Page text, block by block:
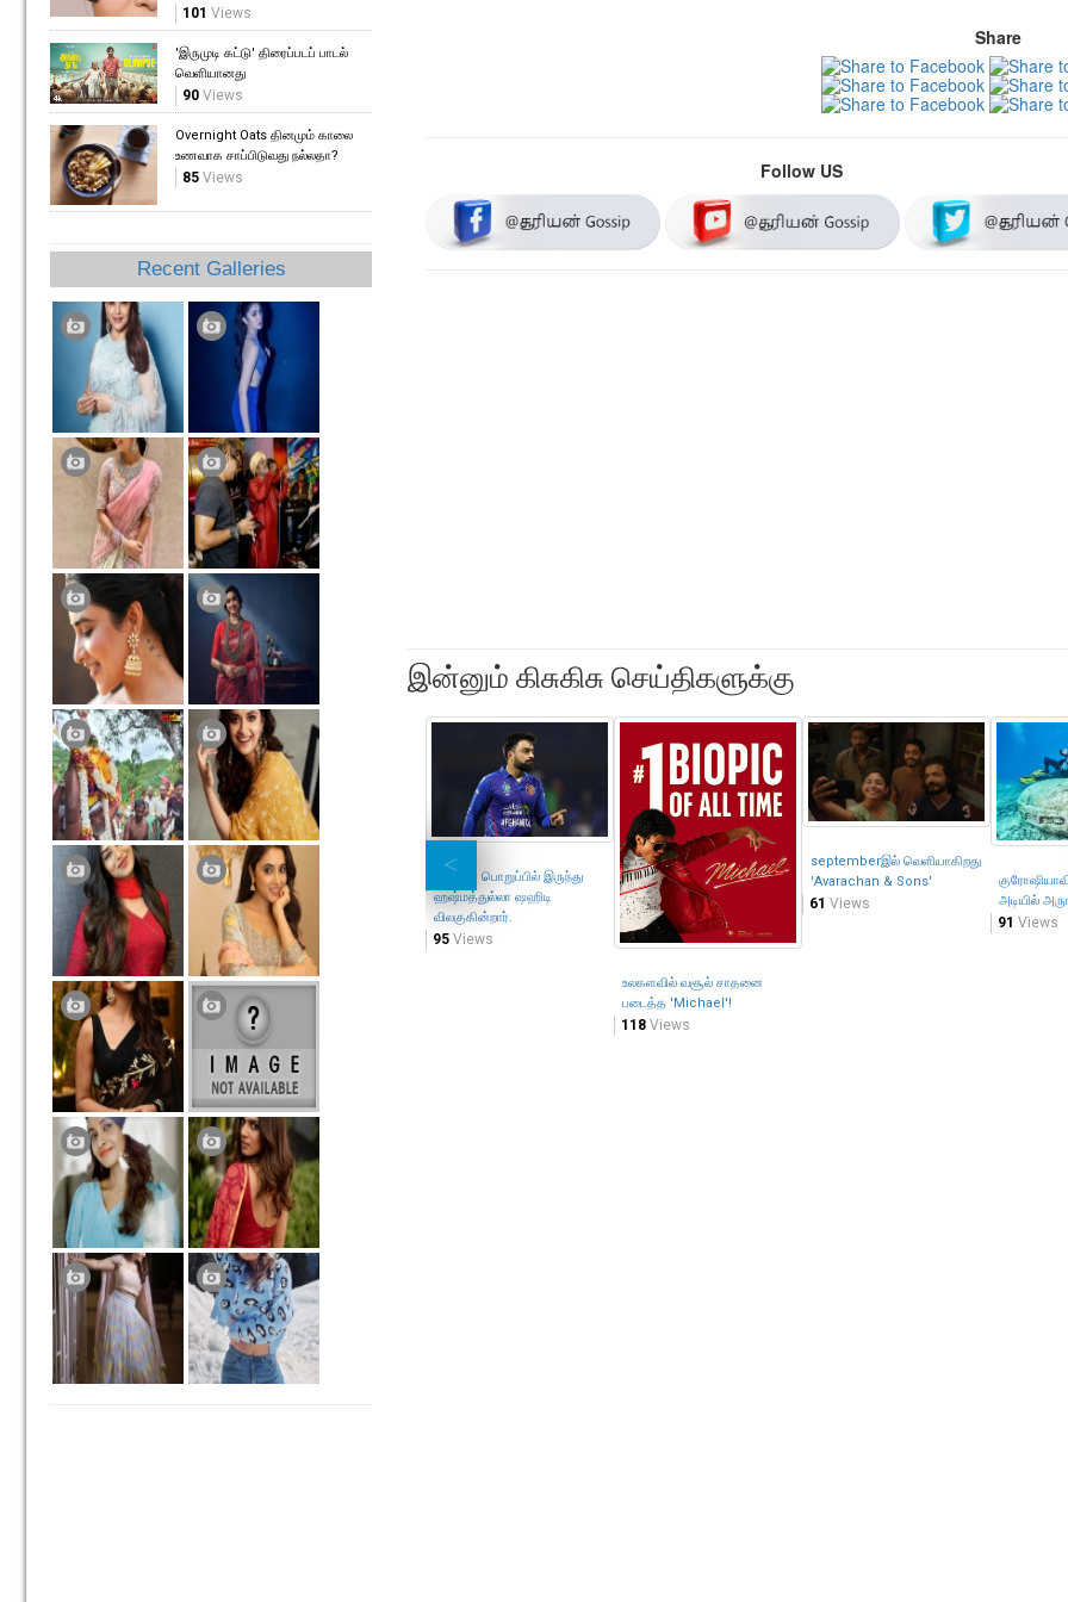
Share
Follow US
இன்னும் கிசுகிசு செய்திகளுக்கு
தலைவர் பொறுப்பில் இருந்து
ஹஷ்மத்துல்லா ஷஹிடி
விலகுகின்றார்.
95 Views
உலகளவில் வசூல் சாதனை
படைத்த 'Michael'!
118 Views
septemberஇல் வெளியாகிறது
'Avarachan & Sons'
61 Views
அடியில்
91 Views
101 Views
'இருமுடி கட்டு' திரைப்படப் பாடல்
வெளியானது
90 Views
Overnight Oats தினமும் காலை
உணவாக சாப்பிடுவது நல்லதா?
85 Views
Recent Galleries